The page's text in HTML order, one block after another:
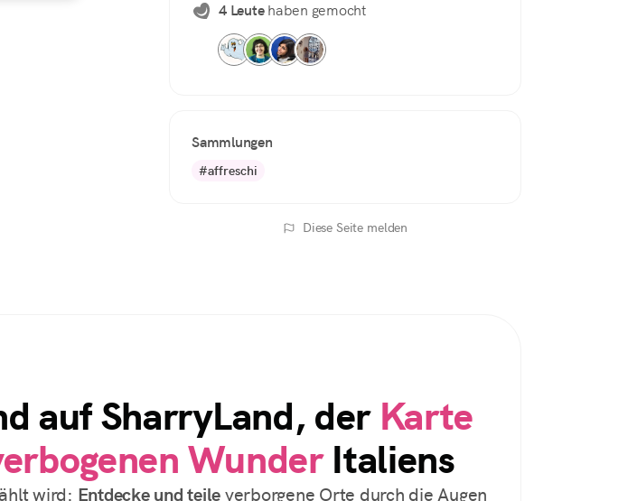
4 Leutehaben gemocht
Sammlungen
#affreschi
Diese Seite melden
auf SharryLand, der Karte
WunderItaliens
wird: Entdecke und teileverborgene Orte durch die Augen